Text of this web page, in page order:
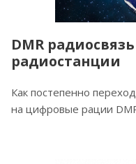
DMR
радиостанции
Как постепенно
на цифровые рации